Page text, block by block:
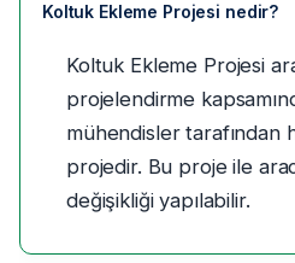
Koltuk Ekleme Projesi nedir?
Koltuk Ekleme Projesi
projelendirme
mühendisler tarafından
projedir. Bu proje ile
değişikliği yapılabilir.